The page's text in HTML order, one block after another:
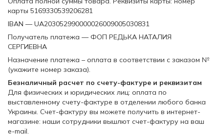
карты 5169330539206281
IBAN — UA203052990000026009005030831
Получатель платежа — ФОП РЕДЬКА НАТАЛИЯ
СЕРГИЕВНА
Назначение платежа – оплата в соответствии с заказом №
(укажите номер заказа).
Безналичный расчет по счету-фактуре и реквизитам
Для физических и юридических лиц: оплата по
выставленному счету-фактуре в отделении любого банка
Украины. Счет-фактуру вы можете получить в интернет-
магазине: наши сотрудники вышлют счет-фактуру на ваш
e-mail.